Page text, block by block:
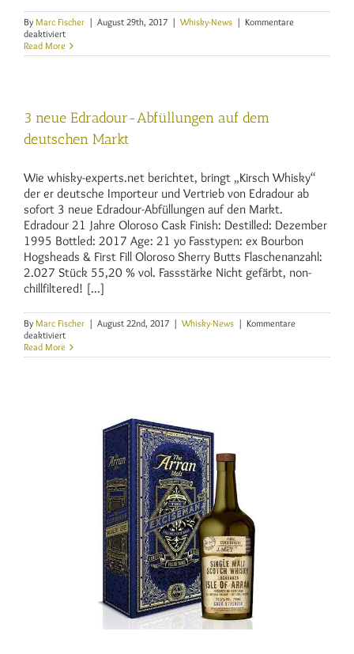
By Marc Fischer | August 29th, 2017 | Whisky-News | Kommentare
deaktiviertfür
Glendronach
Kingsmann-
Read More
3 neue Edradour-Abfüllungen auf dem
deutschen Markt
Wie whisky-experts.net berichtet, bringt „Kirsch Whisky“
der er deutsche Importeur und Vertrieb von Edradour ab
sofort 3 neue Edradour-Abfüllungen auf den Markt.
Edradour 21 Jahre Oloroso Cask Finish: Destilled: Dezember
1995 Bottled: 2017 Age: 21 yo Fasstypen: ex Bourbon
Hogsheads & First Fill Oloroso Sherry Butts Flaschenanzahl:
2.027 Stück 55,20 % vol. Fassstärke Nicht gefärbt, non-
chillfiltered! [...]
By Marc Fischer | August 22nd, 2017 | Whisky-News | Kommentare
deaktiviertfür
neue
Read More